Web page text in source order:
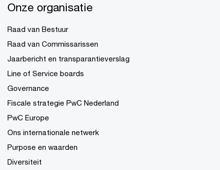
Onze organisatie
Raad van Bestuur
Raad van Commissarissen
Jaarbericht en transparantieverslag
Line of Service boards
Governance
Fiscale strategie PwC Nederland
PwC Europe
Ons internationale netwerk
Purpose en waarden
Diversiteit